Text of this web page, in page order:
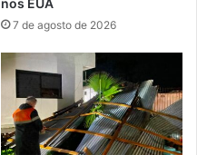
nos EUA
7 de agosto de 2026